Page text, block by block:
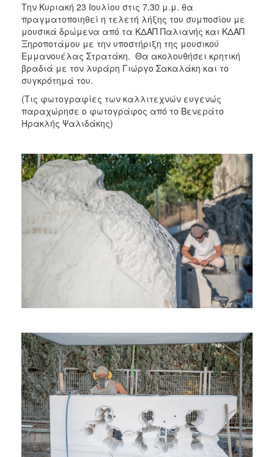
Την Κυριακή 23 Ιουλίου στις 7.30 μ.μ. θα
πραγματοποιηθεί η τελετή λήξης του συμποσίου με
μουσικά δρώμενα από τα ΚΔΑΠ Παλιανής και ΚΔΑΠ
Ξηροποτάμου με την υποστήριξη της μουσικού
Εμμανουέλας Στρατάκη. Θα ακολουθήσει κρητική
βραδιά με τον λυράρη Γιώργο Σακαλάκη και το
συγκρότημά του.
(Τις φωτογραφίες των καλλιτεχνών ευγενώς
παραχώρησε ο φωτογράφος από το Βενεράτο
Ηρακλής Ψαλιδάκης)